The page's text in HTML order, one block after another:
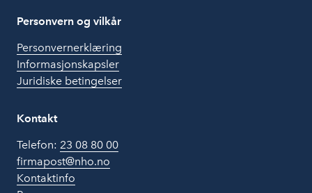
Personvern og vilkår
Personvernerklæring
Informasjonskapsler
Juridiske betingelser
Kontakt
Telefon: 23 08 80 00
firmapost@nho.no
Kontaktinfo